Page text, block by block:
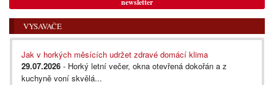
newsletter
VYSAVAČE
Jak v horkých měsících udržet zdravé domácí klima
29.07.2026 - Horký letní večer, okna otevřená dokořán a z
kuchyně voní skvělá...